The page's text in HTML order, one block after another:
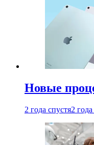
Новые
2 года спустя2